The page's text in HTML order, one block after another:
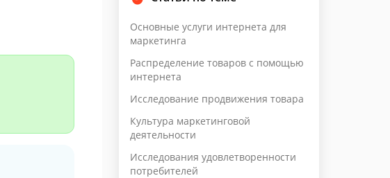
Основные услуги интернета для
маркетинга
Распределение товаров с помощью
интернета
Исследование продвижения товара
Культура маркетинговой
деятельности
Исследования удовлетворенности
потребителей